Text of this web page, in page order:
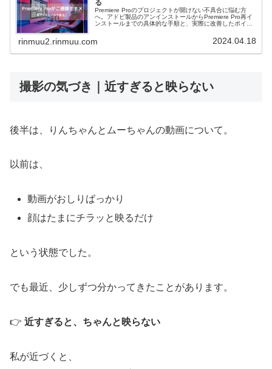
る
Premiere Proのプロジェクトが開けない不具合に悩む方
へ。アドビ製品のアンインストールからPremiere Pro再イ
ンストールまでの具体的な手順と、実際に改善したポイン
rinmuu2.rinmuu.com 2024.04.18
撮影の気づき｜近すぎると映らない
後半は、りんちゃんとムーちゃんの動画について。
以前は、
動画がおしりばっかり
顔はたまにチラッと映るだけ
という状態でした。
でも最近、少しずつ分かってきたことがあります。
👉 近すぎると、ちゃんと映らない
私が近づくと、